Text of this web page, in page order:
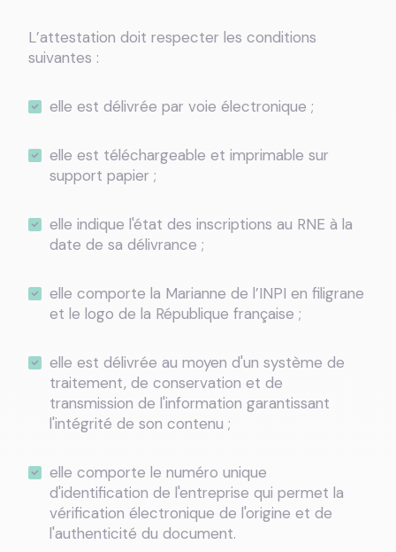
L’attestation doit respecter les conditions
suivantes :
elle est délivrée par voie électronique ;
elle est téléchargeable et imprimable sur
support papier ;
elle indique l'état des inscriptions au RNE à la
date de sa délivrance ;
elle comporte la Marianne de l’INPI en filigrane
et le logo de la République française ;
elle est délivrée au moyen d'un système de
traitement, de conservation et de
transmission de l'information garantissant
l'intégrité de son contenu ;
elle comporte le numéro unique
d'identification de l'entreprise qui permet la
vérification électronique de l'origine et de
l'authenticité du document.